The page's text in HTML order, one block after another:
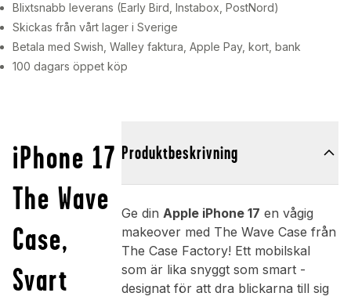
Blixtsnabb leverans (Early Bird, Instabox, PostNord)
Skickas från vårt lager i Sverige
Betala med Swish, Walley faktura, Apple Pay, kort, bank
100 dagars öppet köp
iPhone 17
The Wave
Case,
Svart
Produktbeskrivning
Ge din Apple iPhone 17 en vågig
makeover med The Wave Case från
The Case Factory! Ett mobilskal
som är lika snyggt som smart -
designat för att dra blickarna till sig